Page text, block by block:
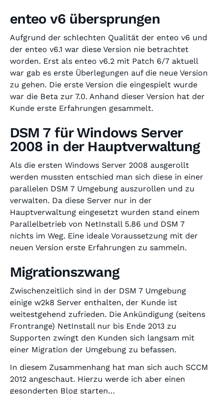
enteo v6 übersprungen
Aufgrund der schlechten Qualität der enteo v6 und
der enteo v6.1 war diese Version nie betrachtet
worden. Erst als enteo v6.2 mit Patch 6/7 aktuell
war gab es erste Überlegungen auf die neue Version
zu gehen. Die erste Version die eingespielt wurde
war die Beta zur 7.0. Anhand dieser Version hat der
Kunde erste Erfahrungen gesammelt.
DSM 7 für Windows Server
2008 in der Hauptverwaltung
Als die ersten Windows Server 2008 ausgerollt
werden mussten entschied man sich diese in einer
parallelen DSM 7 Umgebung auszurollen und zu
verwalten. Da diese Server nur in der
Hauptverwaltung eingesetzt wurden stand einem
Parallelbetrieb von NetInstall 5.86 und DSM 7
nichts im Weg. Eine ideale Voraussetzung mit der
neuen Version erste Erfahrungen zu sammeln.
Migrationszwang
Zwischenzeitlich sind in der DSM 7 Umgebung
einige w2k8 Server enthalten, der Kunde ist
weitestgehend zufrieden. Die Ankündigung (seitens
Frontrange) NetInstall nur bis Ende 2013 zu
Supporten zwingt den Kunden sich langsam mit
einer Migration der Umgebung zu befassen.
In diesem Zusammenhang hat man sich auch SCCM
2012 angeschaut. Hierzu werde ich aber einen
gesonderten Blog starten…